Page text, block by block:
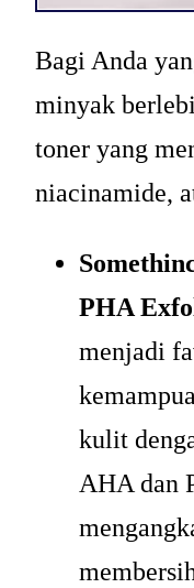
Bagi Anda
minyak
toner yang
niacinamide,
PHA
menjadi
kulit
AHA dan